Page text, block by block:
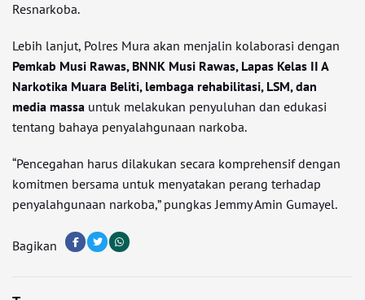
Resnarkoba.
Lebih lanjut, Polres Mura akan menjalin kolaborasi dengan
Pemkab Musi Rawas, BNNK Musi Rawas, Lapas Kelas II A
Narkotika Muara Beliti, lembaga rehabilitasi, LSM, dan
media massa untuk melakukan penyuluhan dan edukasi
tentang bahaya penyalahgunaan narkoba.
“Pencegahan harus dilakukan secara komprehensif dengan
komitmen bersama untuk menyatakan perang terhadap
penyalahgunaan narkoba,” pungkas Jemmy Amin Gumayel.
Bagikan